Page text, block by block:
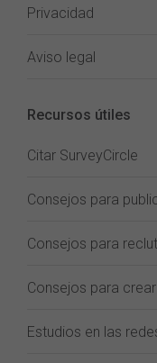
Privacidad
Aviso legal
Recursos útiles
Citar SurveyCircle
Consejos para
Consejos para
Consejos para
Estudios en las